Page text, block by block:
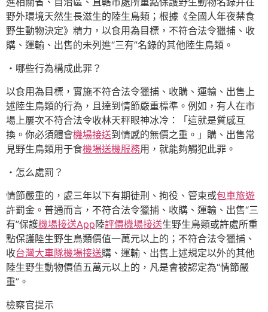
野外環境天然生長滋生的陸生鳥類；根據《全國人年夜禁食
野生動物決定》精力，以食用為目標，不符合法令獵捕、收
購、運輸、出售的未列進“三有”名錄的其他陸生鳥類。
・哪些行為構成此罪？
以食用為目標，實施不符合法令獵捕、收購、運輸、出售上
述陸生鳥類的行為，且達到情節嚴重標準。例如，有人在市
場上屢次不符合法令收林天秤眼神冰冷：「這就是質感互
換。你必須體會機場接送到情感的無價之重。」購、出售常
見野生鳥類用于食機場送機服務用，就能夠觸犯此罪。
・怎么處罰？
情節嚴重的，處三年以下有期徒刑、拘役、管束或包車旅遊
許罰金。普通而言，不符合法令獵捕、收購、運輸、出售“三
有”保護機場接送App陸評價機場接送生野生鳥類或許處所重
點保護陸生野生鳥類價值一萬元以上的；不符合法令獵捕、
收台灣大車隊機場接送購、運輸、出售上述規定以外的其他
陸生野生動物價值五萬元以上的，凡是會被認定為“情節嚴
重”。
檢察官提示